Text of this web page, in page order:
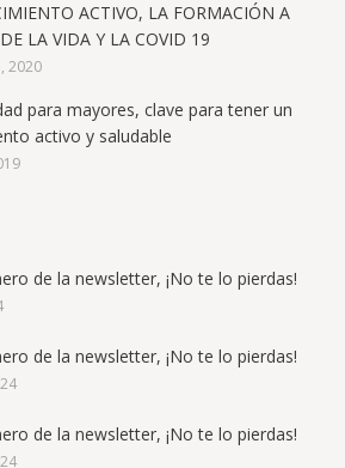
ACTIVO, LA FORMACIÓN A
LA VIDA Y LA COVID 19
2020
para mayores, clave para tener un
activo y saludable
de la newsletter, ¡No te lo pierdas!
de la newsletter, ¡No te lo pierdas!
de la newsletter, ¡No te lo pierdas!